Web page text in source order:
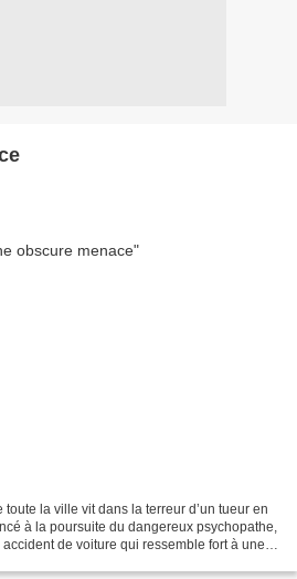
la ville vit dans la terreur d’un tueur en
à la poursuite du dangereux psychopathe,
de voiture qui ressemble fort à une